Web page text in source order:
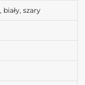
biały, szary